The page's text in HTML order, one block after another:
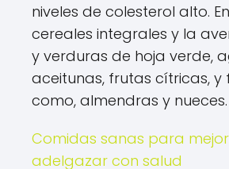
niveles de colesterol alto.
cereales integrales y la
y verduras de hoja verde,
aceitunas, frutas cítricas, y
como, almendras y nueces.
Comidas sanas para
adelgazar con salud